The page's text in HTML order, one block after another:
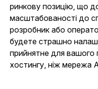
ринкову позицію, що
масштабованості до
розробник або
будете страшно
прийнятне для
хостингу, ніж мережа